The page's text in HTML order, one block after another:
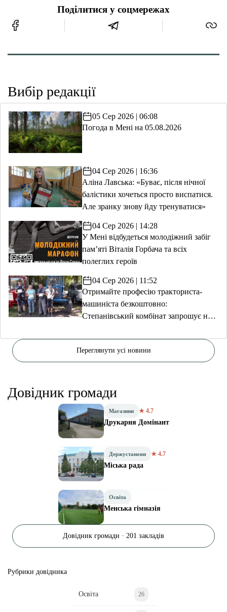
Поділитися у соцмережах
Вибір редакції
05 Сер 2026 | 06:08
Погода в Мені на 05.08.2026
04 Сер 2026 | 16:36
Аліна Лавська: «Буває, після нічної
балістики хочеться просто виспатися.
Але зранку знову йду тренуватися»
04 Сер 2026 | 14:28
У Мені відбудеться молодіжний забіг
пам’яті Віталія Горбача та всіх
полеглих героїв
04 Сер 2026 | 11:52
Отримайте професію тракториста-
машиніста безкоштовно:
Степанівський комбінат запрошує на
Переглянути усі новини
Довідник громади
Магазини ★ 4.7
Друкарня Домінант
Держустанови ★ 4.7
Міська рада
Освіта
Менська гімназія
Довідник громади · 201 закладів
Рубрики довідника
Освіта 26